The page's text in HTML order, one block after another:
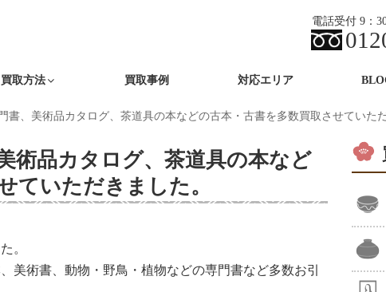
電話受付 9：
買取方法 買取事例 対応エリア
書、美術品カタログ、茶道具の本などの古本・古書を多数買取させていただ
術品カタログ、茶道具の本など
ていただきました。
。
美術書、動物・野鳥・植物などの専門書など多数お引